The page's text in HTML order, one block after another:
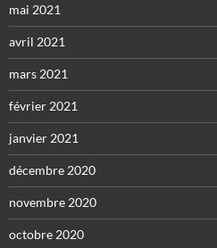
mai 2021
avril 2021
mars 2021
février 2021
janvier 2021
décembre 2020
novembre 2020
octobre 2020